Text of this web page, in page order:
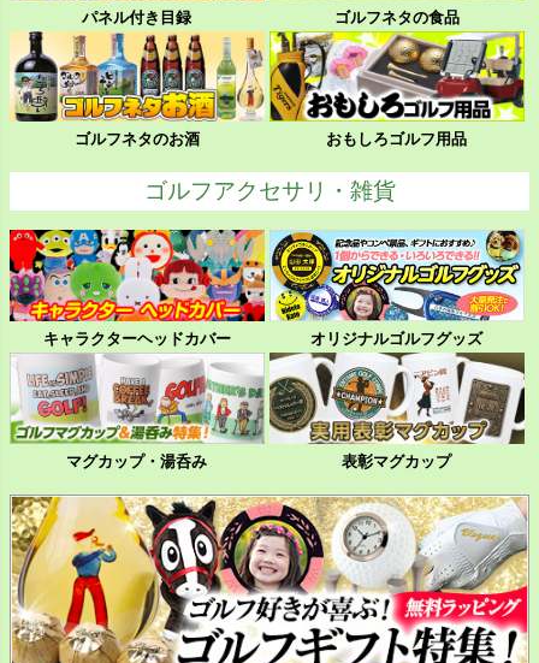
パネル付き目録 ゴルフネタの食品
ゴルフネタのお酒 おもしろゴルフ用品
ゴルフアクセサリ・雑貨
キャラクターヘッドカバー オリジナルゴルフグッズ
マグカップ・湯呑み 表彰マグカップ